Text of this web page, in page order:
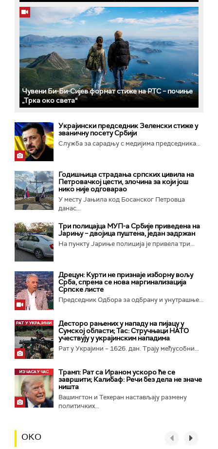
Чувени Би-Би-Сијев формат стиже на РТС – почиње
„Трка око света“
Украјински председник Зеленски стиже у
званичну посету Србији
Служба за сарадњу с медијима председника...
Годишњица страдања српских цивила на
Петровачкој цести, злочина за који још
нико није одговарао
У месту Јањила код Босанског Петровца
данас...
Три полицајца МУП-а Србије приведена на
Јарињу – двојица пуштена, један задржан
На пункту Јариње полиција је привела три...
Дрецун: Курти не признаје изборну вољу
Срба, спрема се нова маргинализација
Српске листе
Председник Одбора за одбрану и унутрашње...
Десторо рањених у нападу на пијацу у
Сумској области; Тас: Стручњаци НАТО
учествују у украјинским нападима
Рат у Украјини – 1626. дан. Трају међусобни...
Трамп: Рат са Ираном ускоро ће се
завршити; Калибаф: Речи без дела не значе
ништа
Вашингтон и Техеран настављају размену
политичких...
ОКО